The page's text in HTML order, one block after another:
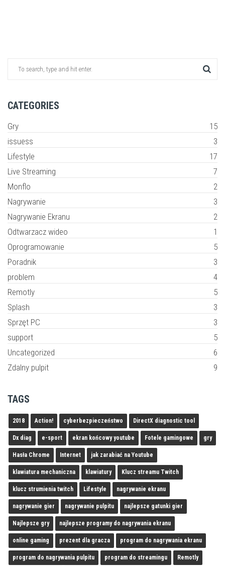
CATEGORIES
Gry
15
issuess
3
Lifestyle
17
Live Streaming
7
Monflo
2
Nagrywanie
3
Nagrywanie Ekranu
2
Odtwarzacz wideo
1
Oprogramowanie
5
Poradnik
3
problem
4
Remotly
5
Splash
3
Sprzęt PC
3
support
5
Uncategorized
6
Zdalny pulpit
9
TAGS
2018 Action! cyberbezpieczeństwo DirectX diagnostic tool
Dx diag e-sport ekran końcowy youtube Fotele gamingowe gry
Hasła Chrome Internet jak zarabiać na Youtube
klawiatura mechaniczna klawiatury Klucz streamu Twitch
klucz strumienia twitch Lifestyle nagrywanie ekranu
nagrywanie gier nagrywanie pulpitu najlepsze gatunki gier
Najlepsze gry najlepsze programy do nagrywania ekranu
online gaming prezent dla gracza program do nagrywania ekranu
program do nagrywania pulpitu program do streamingu Remotly